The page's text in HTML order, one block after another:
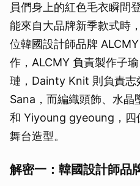
員們身上的紅色毛衣瞬間
能來自大品牌新季款式時
位韓國設計師品牌
作，ALCMY 負責製作子
璉，Dainty Knit 則負責志
Sana，而編織頭飾、水晶
和 Yiyoung gyeoung，四
舞台造型。
解密一：韓國設計師品